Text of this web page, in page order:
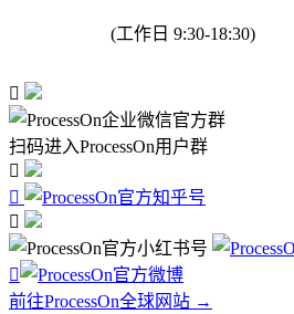
(工作日 9:30-18:30)

扫码进入ProcessOn用户群




前往ProcessOn全球网站 →